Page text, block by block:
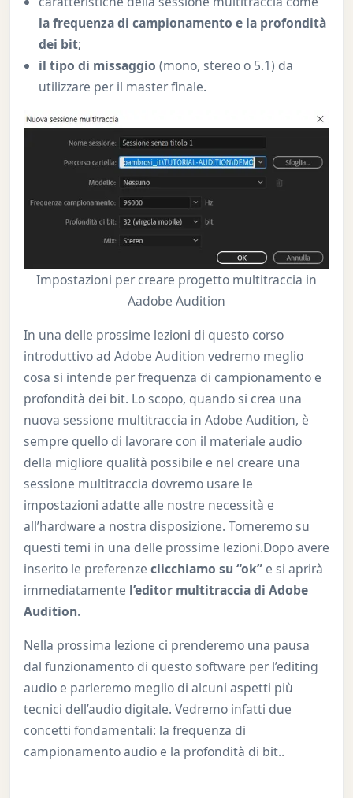
la frequenza di campionamento e la profondità
dei bit;
il tipo di missaggio (mono, stereo o 5.1) da
utilizzare per il master finale.
Impostazioni per creare progetto multitraccia in
Aadobe Audition
In una delle prossime lezioni di questo corso
introduttivo ad Adobe Audition vedremo meglio
cosa si intende per frequenza di campionamento e
profondità dei bit. Lo scopo, quando si crea una
nuova sessione multitraccia in Adobe Audition, è
sempre quello di lavorare con il materiale audio
della migliore qualità possibile e nel creare una
sessione multitraccia dovremo usare le
impostazioni adatte alle nostre necessità e
all’hardware a nostra disposizione. Torneremo su
questi temi in una delle prossime lezioni.Dopo avere
inserito le preferenze clicchiamo su “ok”e si aprirà
immediatamente l’editor multitraccia di Adobe
Audition.
Nella prossima lezione ci prenderemo una pausa
dal funzionamento di questo software per l’editing
audio e parleremo meglio di alcuni aspetti più
tecnici dell’audio digitale. Vedremo infatti due
concetti fondamentali: la frequenza di
campionamento audio e la profondità di bit..